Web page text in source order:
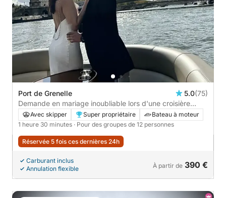
Port de Grenelle 5.0(75)
Demande en mariage inoubliable lors d'une croisière
privée sur la Seine - 1h30
Avec skipper Super propriétaire
Bateau à moteur
1 heure 30 minutes · Pour des groupes de 12 personnes
Réservée 5 fois ces dernières 24h
Carburant inclus
Annulation flexible
À partir de 390 €